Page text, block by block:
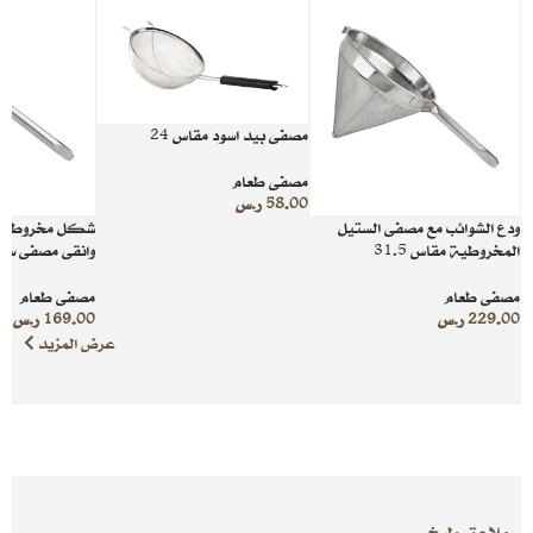
ودع الشوائب مع مصفى الستيل
المخروطية مقاس 31.5
مصفى طعام
229.00ر.س
مصفى بيد اسود مقاس 24
مصفى طعام
58.00 ر.س
شكل مخروطي
وانقى مصفى
مصفى طعام
169.00 ر.س
عرض المزيد